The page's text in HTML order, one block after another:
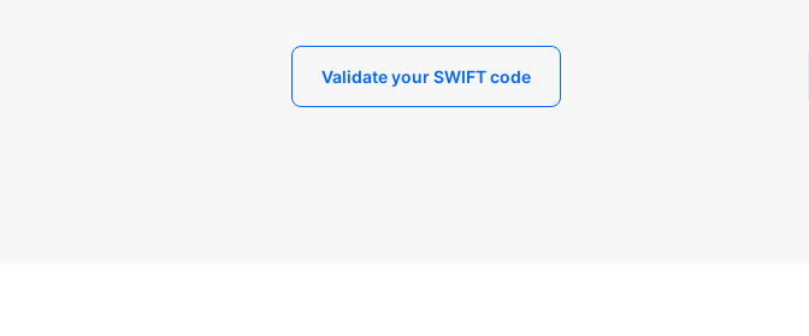
Validate your SWIFT code